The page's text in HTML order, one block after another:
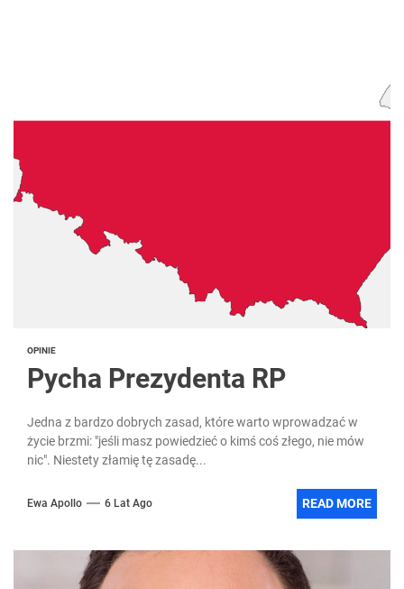
OPINIE
Pycha Prezydenta RP
Jedna z bardzo dobrych zasad, które warto wprowadzać w
życie brzmi: "jeśli masz powiedzieć o kimś coś złego, nie mów
nic". Niestety złamię tę zasadę...
Ewa Apollo 6 Lat Ago READ MORE